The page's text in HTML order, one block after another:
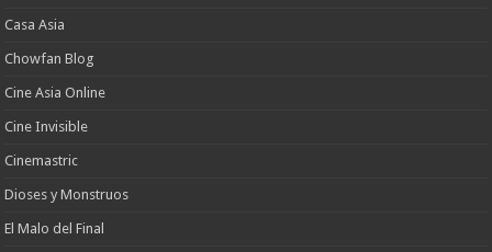
Casa Asia
Chowfan Blog
Cine Asia Online
Cine Invisible
Cinemastric
Dioses y Monstruos
El Malo del Final